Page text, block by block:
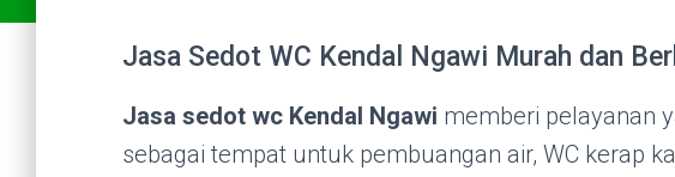
Jasa Sedot WC Kendal Ngawi Murah dan
Jasa sedot wc Kendal Ngawi memberi pelayanan
sebagai tempat untuk pembuangan air, WC kerap